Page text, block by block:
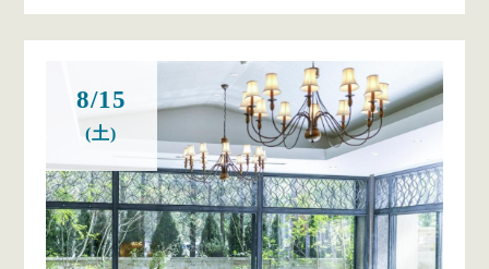
8/15
(土)